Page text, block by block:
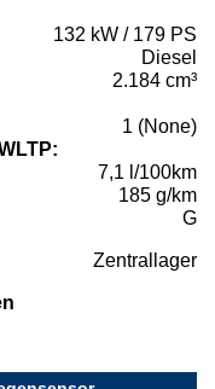
132 kW / 179 PS
Diesel
2.184 cm³
1 (None)
7,1 l/100km
185 g/km
G
Zentrallager